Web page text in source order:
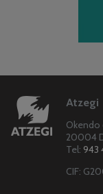
Atzegi
Okendo
20004
Tel: 943
CIF: